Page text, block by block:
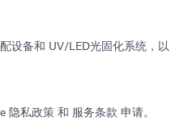
设备和 UV/LED光固化系统，以
隐私政策和 服务条款 申请。